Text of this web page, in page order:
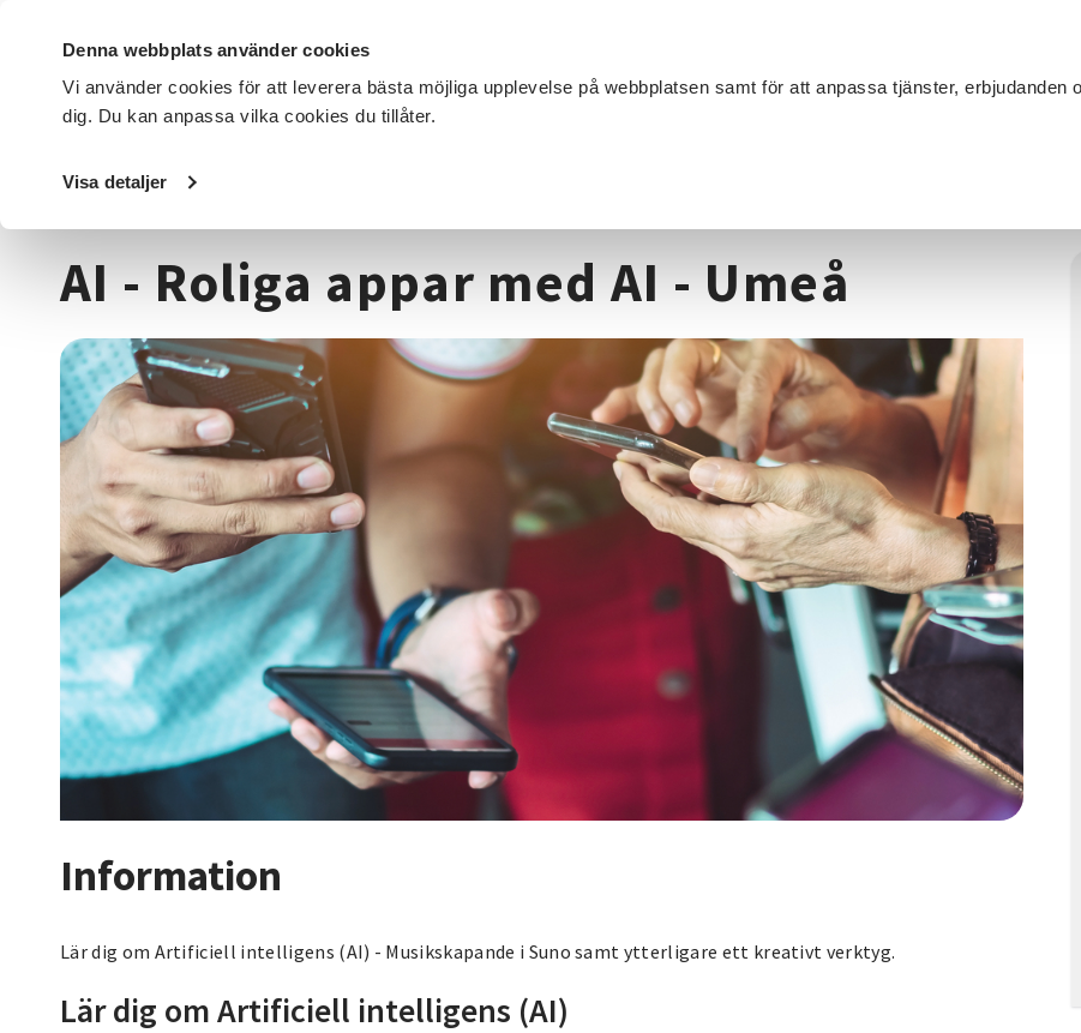
Denna webbplats använder cookies
Vi använder cookies för att leverera bästa möjliga upplevelse på webbplatsen samt för att anpassa tjänster, erbjudanden
dig. Du kan anpassa vilka cookies du tillåter.
Visa detaljer
DET HÄR GÖR VI FÖR DIG SOM SÖK KURSER OCH EVENEMANG
Startsida / Kurser och evenemang
AI - Roliga appar med AI - Umeå
Information
Lär dig om Artificiell intelligens (AI) - Musikskapande i Suno samt ytterligare ett kreativt verktyg.
Lär dig om Artificiell intelligens (AI)